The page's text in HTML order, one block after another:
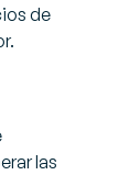
de
las